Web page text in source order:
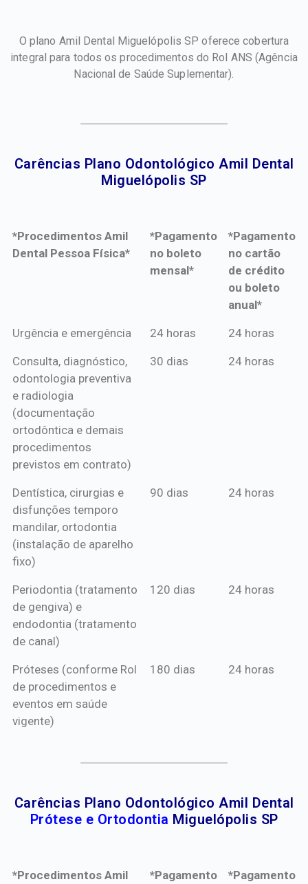
O plano Amil Dental Miguelópolis SP oferece cobertura
integral para todos os procedimentos do Rol ANS (Agência
Nacional de Saúde Suplementar).
Carências Plano Odontológico Amil Dental
Miguelópolis SP​
*Procedimentos Amil
Dental Pessoa Física*
*Pagamento
no boleto
mensal*
*Pagamento
no cartão
de crédito
ou boleto
anual*
*Procedimentos Amil
*Pagamento
mensal*
*Pagamento
de crédito
Urgência e emergência 24 horas 24 horas
Consulta, diagnóstico,
odontologia preventiva
e radiologia
(documentação
ortodôntica e demais
procedimentos
previstos em contrato)
30 dias 24 horas
Dentística, cirurgias e
disfunções temporo
mandilar, ortodontia
(instalação de aparelho
fixo)
90 dias 24 horas
Periodontia (tratamento
de gengiva) e
endodontia (tratamento
de canal)
120 dias 24 horas
Próteses (conforme Rol
de procedimentos e
eventos em saúde
vigente)
180 dias 24 horas
Carências Plano Odontológico Amil Dental
Prótese e Ortodontia Miguelópolis SP
*Procedimentos Amil
*Pagamento
*Pagamento